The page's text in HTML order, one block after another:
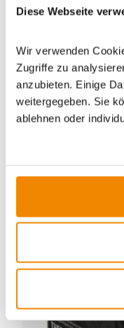
Diese Webseite
Wir verwenden
Zugriffe zu
anzubieten. Einige
weitergegeben. Sie
ablehnen oder
Dieses Produkt finden